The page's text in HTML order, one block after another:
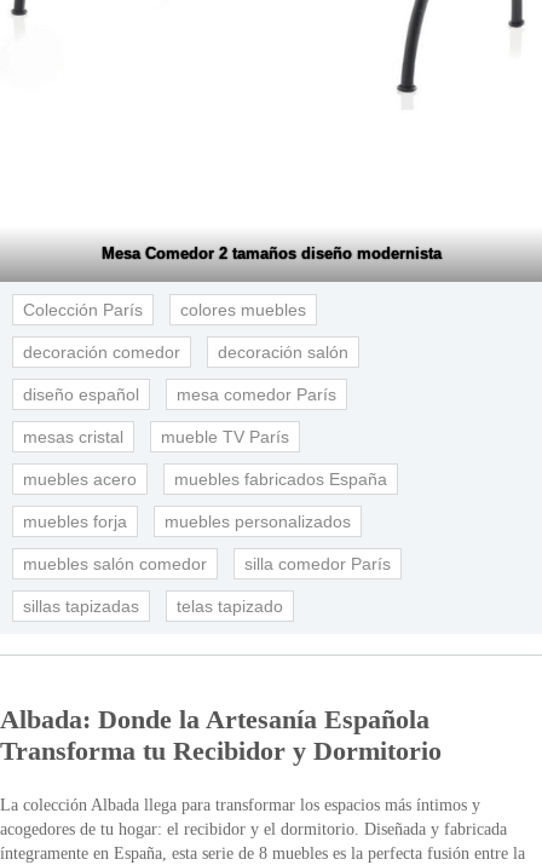
Mesa Comedor 2 tamaños diseño modernista
Colección París colores muebles
decoración comedor decoración salón
diseño español mesa comedor París
mesas cristal mueble TV París
muebles acero muebles fabricados España
muebles forja muebles personalizados
muebles salón comedor silla comedor París
sillas tapizadas telas tapizado
Albada: Donde la Artesanía Española
Transforma tu Recibidor y Dormitorio
La colección Albada llega para transformar los espacios más íntimos y
acogedores de tu hogar: el recibidor y el dormitorio. Diseñada y fabricada
íntegramente en España, esta serie de 8 muebles es la perfecta fusión entre la